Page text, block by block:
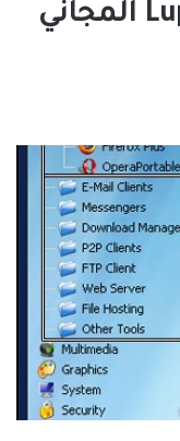
حمل طقـم Lupo PenSuite المجاني